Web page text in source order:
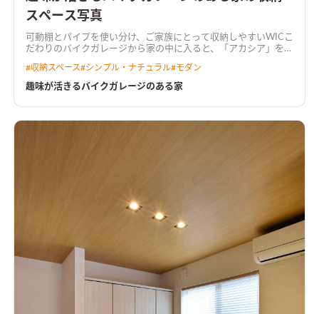
スペース写真
可動棚とパイプを使い分け、ご家族にとって収納しやすいWIC こ
だわりのバイクガレージから家の中に入ると、「アカシア」を基
階段、開口の先に広がる庭は、暮らしをより豊かにする。
シアを基調とした落ち着いた雰囲気のLDK壁掛けTV裏はこだわ
#収納スペース#シンプル・ナチュラル#モダン
趣味が活きるバイクガレージのある家